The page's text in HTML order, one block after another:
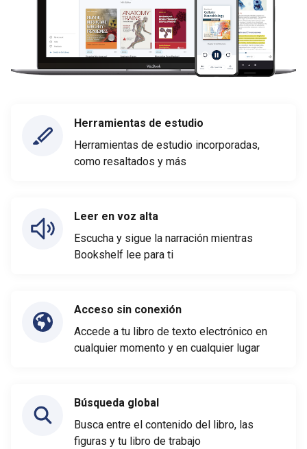
Herramientas de estudio
Herramientas de estudio incorporadas,
como resaltados y más
Leer en voz alta
Escucha y sigue la narración mientras
Bookshelf lee para ti
Acceso sin conexión
Accede a tu libro de texto electrónico en
cualquier momento y en cualquier lugar
Búsqueda global
Busca entre el contenido del libro, las
figuras y tu libro de trabajo